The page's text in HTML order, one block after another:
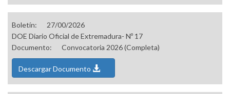
Boletín:
27/00/2026
DOE Diario Oficial de Extremadura- Nº 17
Documento:
Convocatoria 2026 (Completa)
Descargar Documento